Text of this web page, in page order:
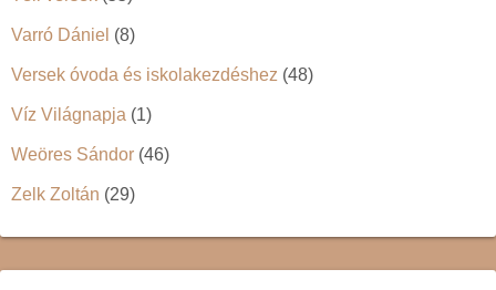
Varró Dániel (8)
Versek óvoda és iskolakezdéshez (48)
Víz Világnapja (1)
Weöres Sándor (46)
Zelk Zoltán (29)